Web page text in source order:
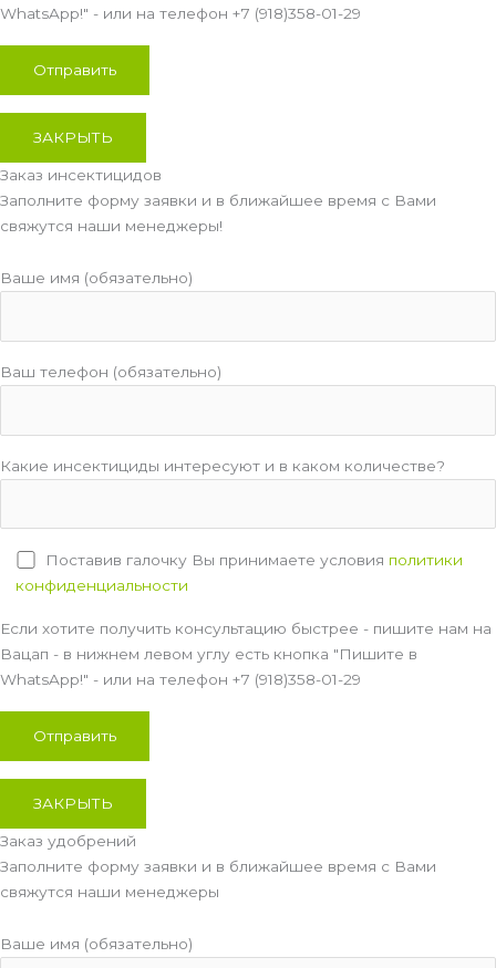
WhatsApp!" - или на телефон +7 (918)358-01-29
ЗАКРЫТЬ
Заказ инсектицидов
Заполните форму заявки и в ближайшее время с Вами
свяжутся наши менеджеры!
Ваше имя (обязательно)
Ваш телефон (обязательно)
Какие инсектициды интересуют и в каком количестве?
Поставив галочку Вы принимаете условия политики
конфиденциальности
Если хотите получить консультацию быстрее - пишите нам на
Вацап - в нижнем левом углу есть кнопка "Пишите в
WhatsApp!" - или на телефон +7 (918)358-01-29
ЗАКРЫТЬ
Заказ удобрений
Заполните форму заявки и в ближайшее время с Вами
свяжутся наши менеджеры
Ваше имя (обязательно)